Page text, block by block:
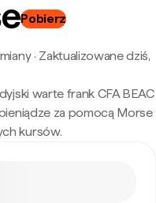
Pobierz
· Zaktualizowane dziś,
warte frank CFA BEAC
za pomocą Morse
kursów.